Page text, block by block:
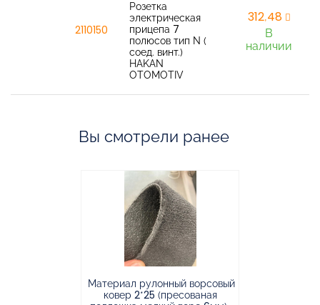
2110150
Розетка
электрическая
прицепа 7
полюсов тип N (
соед. винт.)
HAKAN
OTOMOTIV
312,48
В
наличии
Вы смотрели ранее
Материал рулонный ворсовый
ковер 2*25 (пресованая